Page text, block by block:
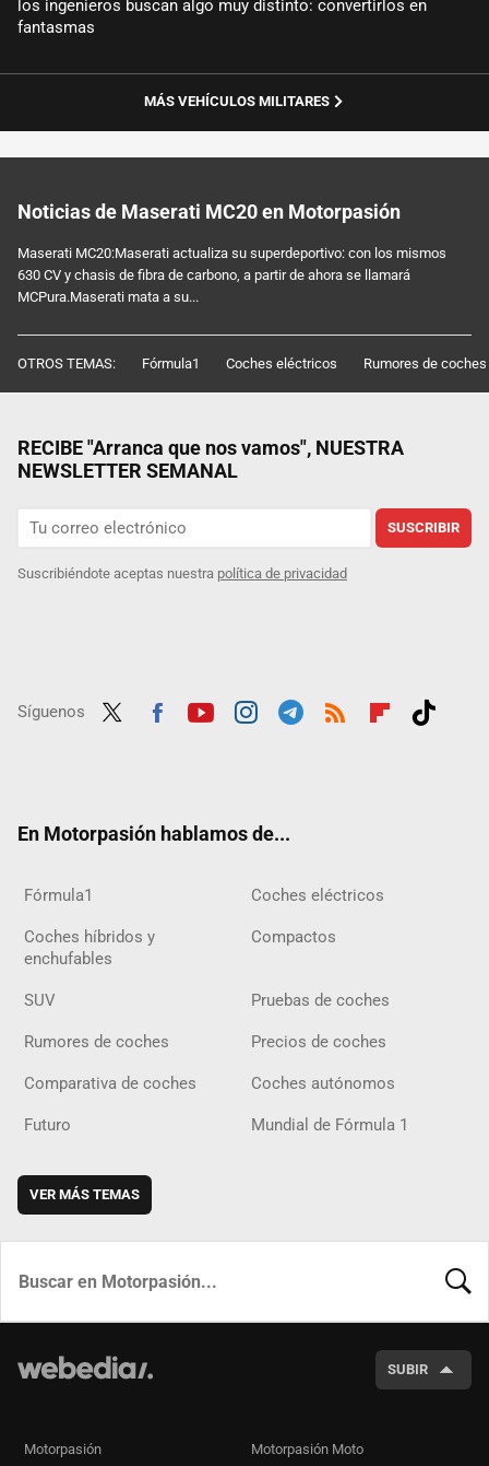
los ingenieros buscan algo muy distinto: convertirlos en
fantasmas
MÁS VEHÍCULOS MILITARES
Noticias de Maserati MC20 en Motorpasión
Maserati MC20:Maserati actualiza su superdeportivo: con los mismos
630 CV y chasis de fibra de carbono, a partir de ahora se llamará
MCPura.Maserati mata a su...
OTROS TEMAS: Fórmula1 Coches eléctricos Rumores de coches
RECIBE "Arranca que nos vamos", NUESTRA
NEWSLETTER SEMANAL
SUSCRIBIR
Suscribiéndote aceptas nuestra política de privacidad
Síguenos
En Motorpasión hablamos de...
Fórmula1 Coches eléctricos
Coches híbridos y
enchufables
Compactos
SUV Pruebas de coches
Rumores de coches Precios de coches
Comparativa de coches Coches autónomos
Futuro Mundial de Fórmula 1
VER MÁS TEMAS
SUBIR
Motorpasión Motorpasión Moto